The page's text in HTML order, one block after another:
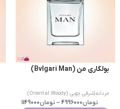
بولگاری من (Bvlgari Man)
مردانه|شرقی چوبی (Oriental Woody)
تومان4996000
– تومان1149000